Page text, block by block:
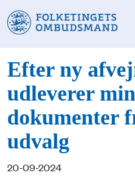
Efter ny
udleverer
dokumenter
udvalg
20-09-2024